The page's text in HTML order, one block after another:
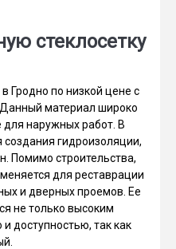
стеклосетку
Гродно по низкой цене с
материал широко
для наружных работ. В
гидроизоляции,
Помимо строительства,
для реставрации
и дверных проемов. Ее
не только высоким
доступностью, так как